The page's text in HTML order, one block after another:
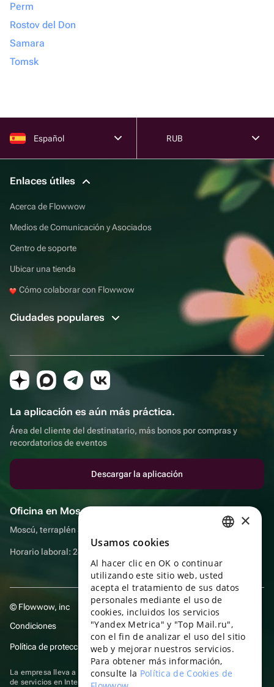
Perm
Rostov del Don
Samara
Tomsk
Español RUB
Enlaces útiles
Acerca de Flowwow
Medios de Comunicación y Asociados
Centro de soporte
Ubicar una tienda
Cómo colaborar con Flowwow
Ciudades populares
La aplicación es aún más práctica.
Área del cliente del destinatario, más bonos por compras y
recordatorios de eventos
Descargar la aplicación
Oficina en Moscú
Moscú, terraplén Sadovnicheskaya, 9, sala 2/3
Horario laboral: 24 horas
© Flowwow, inc
Condiciones
Política de protección y privacidad de datos
La empresa lleva a cabo su actividad en el ámbito de las TI: prestación
de servicios en Internet para la publicación de ofertas (anuncios) de
ENGLISH
UKRAINIAN
PORTUGUESE
SPANISH
HUNGARIAN
ITALIAN
×
Usamos cookies
Al hacer clic en OK o continuar
utilizando este sitio web, usted
acepta el tratamiento de sus datos
personales mediante el uso de
cookies, incluidos los servicios
"Yandex Metrica" y "Top Mail.ru",
con el fin de analizar el uso del sitio
web y mejorar nuestros servicios.
Para obtener más información,
consulte la Política de Cookies de